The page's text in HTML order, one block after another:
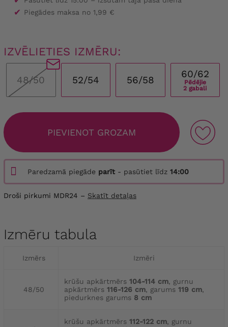
✔ Piegādes maksa no 1,99 €
IZVĒLIETIES IZMĒRU:
48/50 52/54 56/58
60/62
Pēdējie
2 gabali
PIEVIENOT GROZAM
Paredzamā piegāde parīt - pasūtiet līdz 14:00
Droši pirkumi MDR24 – Skatīt detaļas
Izmēru tabula
Izmērs Izmēri
48/50
krūšu apkārtmērs 104-114 cm, gurnu
apkārtmērs 116-126 cm, garums 119 cm,
piedurknes garums 8 cm
krūšu apkārtmērs 112-122 cm, gurnu